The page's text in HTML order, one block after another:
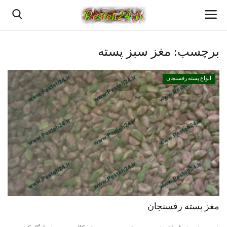
خانه
بهترین پسته رفسنجان
پسته رفسنجان
انواع پسته رفسنجان
پسته اعلا رفسنجان
قیمت روزانه پسته رفسنجان
خرید پسته رفسنجان
برچسب: مغز سبز پسته
انواع پسته رفسنجان
مغز پسته رفسنجان